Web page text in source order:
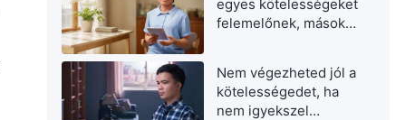
egyes kötelességeket
felemelőnek, másokat
Nem végezheted jól a
kötelességedet, ha
nem igyekszel